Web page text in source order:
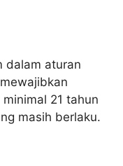
dalam aturan
21 tahun
masih berlaku.